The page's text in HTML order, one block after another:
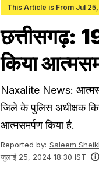
This Article is From Jul
छत्तीसगढ़:
किया
Naxalite News:
जिले के पुलिस अधीक्षक
आत्मसमर्पण किया है.
Reported by: Saleem
जुलाई 25, 2024 18:30 IST